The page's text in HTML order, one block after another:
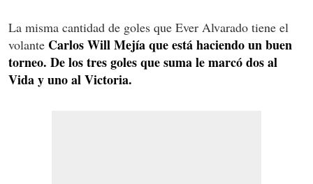
La misma cantidad de goles que Ever Alvarado tiene el
volante Carlos Will Mejía que está haciendo un buen
torneo. De los tres goles que suma le marcó dos al
Vida y uno al Victoria.